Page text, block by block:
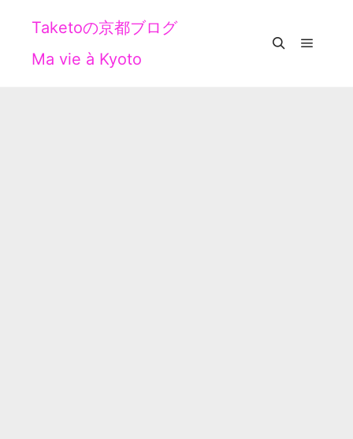
Taketoの京都ブログ
Ma vie à Kyoto